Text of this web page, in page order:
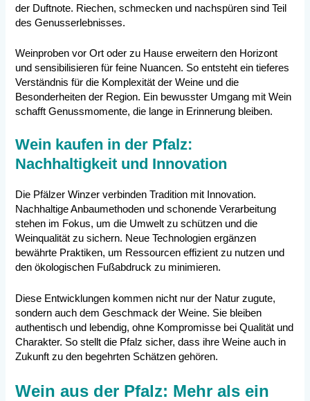
der Duftnote. Riechen, schmecken und nachspüren sind Teil
des Genusserlebnisses.
Weinproben vor Ort oder zu Hause erweitern den Horizont
und sensibilisieren für feine Nuancen. So entsteht ein tieferes
Verständnis für die Komplexität der Weine und die
Besonderheiten der Region. Ein bewusster Umgang mit Wein
schafft Genussmomente, die lange in Erinnerung bleiben.
Wein kaufen in der Pfalz:
Nachhaltigkeit und Innovation
Die Pfälzer Winzer verbinden Tradition mit Innovation.
Nachhaltige Anbaumethoden und schonende Verarbeitung
stehen im Fokus, um die Umwelt zu schützen und die
Weinqualität zu sichern. Neue Technologien ergänzen
bewährte Praktiken, um Ressourcen effizient zu nutzen und
den ökologischen Fußabdruck zu minimieren.
Diese Entwicklungen kommen nicht nur der Natur zugute,
sondern auch dem Geschmack der Weine. Sie bleiben
authentisch und lebendig, ohne Kompromisse bei Qualität und
Charakter. So stellt die Pfalz sicher, dass ihre Weine auch in
Zukunft zu den begehrten Schätzen gehören.
Wein aus der Pfalz: Mehr als ein